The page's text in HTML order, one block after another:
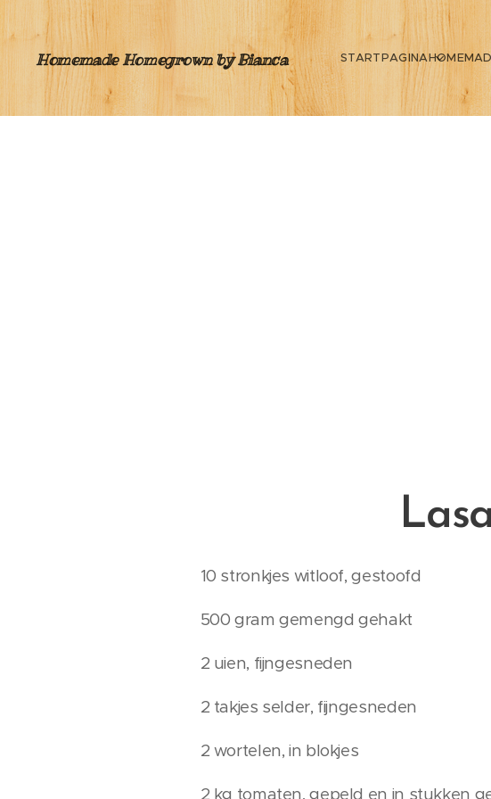
Homemade Homegrown by Bianca STARTPAGINA
10 stronkjes witloof, gestoofd
500 gram gemengd gehakt
2 uien, fijngesneden
2 takjes selder, fijngesneden
2 wortelen, in blokjes
2 kg tomaten, gepeld en in stukken